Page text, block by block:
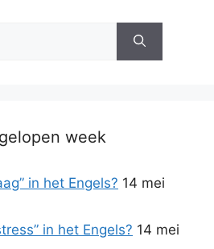
week
in het Engels? 14 mei
in het Engels? 14 mei